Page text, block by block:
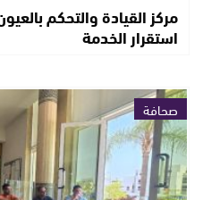
مركز القيادة والتحكم
استقرار الخدمة
صحافة